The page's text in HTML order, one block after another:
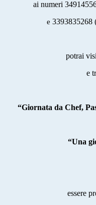
ai numeri
e 3393835268
potrai
e
“Giornata da Chef,
“Una
essere